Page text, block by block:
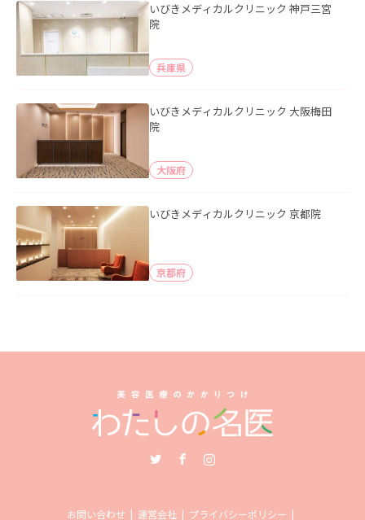
いびきメディカルクリニック 神戸三宮
院
兵庫県
いびきメディカルクリニック 大阪梅田
院
大阪府
いびきメディカルクリニック 京都院
京都府
お問い合わせ 運営会社 プライバシーポリシー